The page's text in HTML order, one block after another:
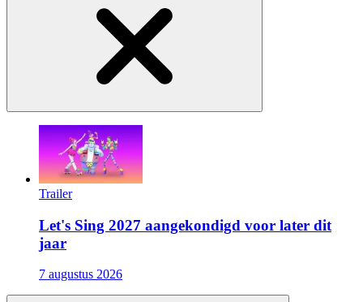
Trailer
Let's Sing 2027 aangekondigd voor later dit
jaar
7 augustus 2026